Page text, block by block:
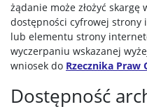
żądanie może złożyć
dostępności cyfrowej
lub elementu strony
wyczerpaniu wskazanej
wniosek do Rzecznika Praw
Dostępność